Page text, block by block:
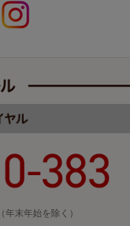
末年始を除く）